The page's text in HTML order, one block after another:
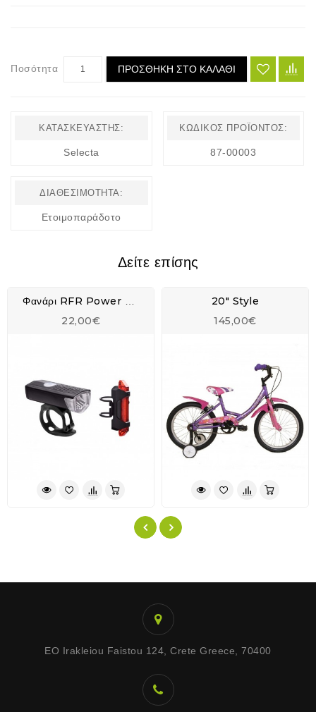
Ποσότητα ΠΡΟΣΘΉΚΗ ΣΤΟ ΚΑΛΆΘΙ
ΚΑΤΑΣΚΕΥΑΣΤΉΣ:
Selecta
ΚΩΔΙΚΌΣ ΠΡΟΪΌΝΤΟΣ:
87-00003
ΔΙΑΘΕΣΙΜΌΤΗΤΑ:
Ετοιμοπαράδοτο
Δείτε επίσης
22,00€
20" Style
145,00€
EO Irakleiou Faistou 124, Crete Greece, 70400